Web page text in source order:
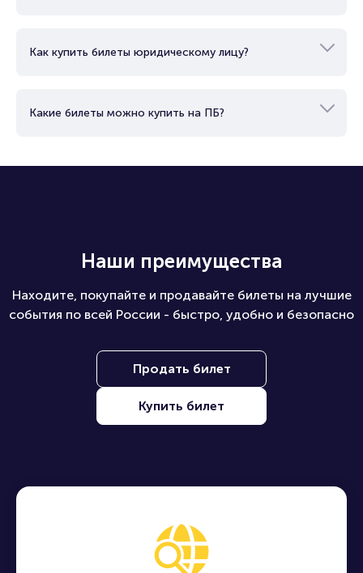
Как купить билеты юридическому лицу?
Какие билеты можно купить на ПБ?
Наши преимущества
Находите, покупайте и продавайте билеты на лучшие
события по всей России - быстро, удобно и безопасно
Продать билет
Купить билет